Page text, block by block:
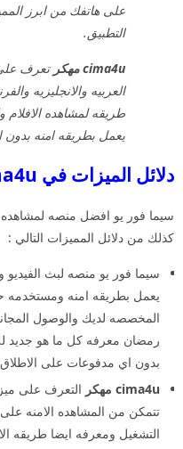
على هاتفك من ابرز
التطبيق.
cima4u مهكر
تعرف على
العربيه والانجليزيه
طريقه لمشاهده الافلام
يعمل بطريقه امنه بدون
دلائل الميزات في cima4u مهكر اخر اصدار
سيما فور يو افضل منصه لمشاهده
كذلك من دلائل المميزات التالي :
سيما فور يو منصه لبث الفيديو
يعمل بطريقه امنه ومستخدمه
المخصصه لديك والوصول
رمضان معرفه كل ما هو جديد
بدون اي مدفوعات على
cima4u مهكر
التعرف على
تتمكن من المشاهده الامنه
التشغيل ومعرفه ايضا طريقه